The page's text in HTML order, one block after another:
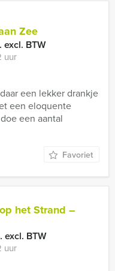
Zee
excl. BTW
uur
een lekker drankje
een eloquente
een aantal
Favoriet
het Strand –
excl. BTW
uur